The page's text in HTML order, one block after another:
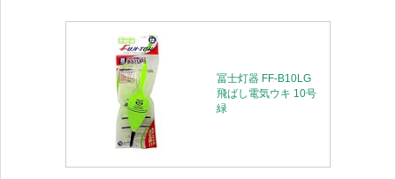
冨士灯器 FF-B10LG
飛ばし電気ウキ 10号
緑